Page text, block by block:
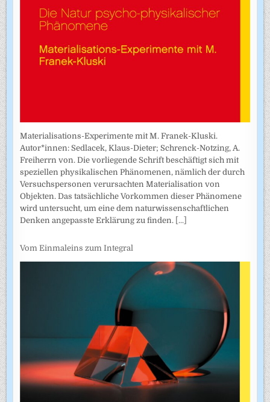
Materialisations-Experimente mit M. Franek-Kluski.
Autor*innen: Sedlacek, Klaus-Dieter; Schrenck-Notzing, A.
Freiherrn von. Die vorliegende Schrift beschäftigt sich mit
speziellen physikalischen Phänomenen, nämlich der durch
Versuchspersonen verursachten Materialisation von
Objekten. Das tatsächliche Vorkommen dieser Phänomene
wird untersucht, um eine dem naturwissenschaftlichen
Denken angepasste Erklärung zu finden. [...]
Vom Einmaleins zum Integral